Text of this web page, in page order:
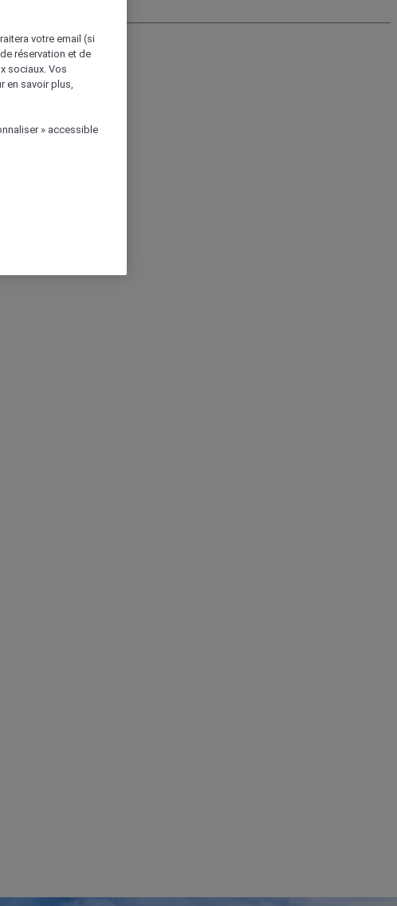
votre email (si
réservation et de
sociaux. Vos
en savoir plus,
» accessible